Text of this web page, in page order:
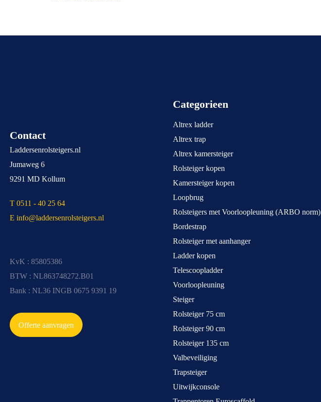
Contact
Laddersenrolsteigers.nl
Jumaweg 6
9291 MD Kollum
T 0511 - 40 25 64
E info@laddersenrolsteigers.nl
KvK : 85805386
BTW : NL863748272.B01
Bank : NL36 INGB 0675 9391 19
Offerte aanvragen
Categorieen
Altrex ladder
Altrex trap
Altrex kamersteiger
Rolsteiger kopen
Kamersteiger kopen
Loopbrug
Rolsteigers met Voorloopleuning (ARBO norm)
Bordestrap
Rolsteiger met aanhanger
Ladder kopen
Telescoopladder
Voorloopleuning
Steiger
Rolsteiger 75 cm
Rolsteiger 90 cm
Rolsteiger 135 cm
Valbeveiliging
Trapsteiger
Uitwijkconsole